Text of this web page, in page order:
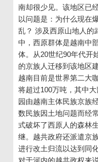
南却很少见。该地区已
以问题是：为什么现在
乱？ 涉及西原山地人的
中，西原群体是越南中
体。从20世纪90年代开
的京族人迁移到该地区
越南目前是世界第二大
将超过100万吨，其中
园由越南主体民族京族
数民族因土地问题而经
式破坏了西原人的森林
继。越共政府还派遣京
进行改土归流以达到同
对于河内的越共政权来